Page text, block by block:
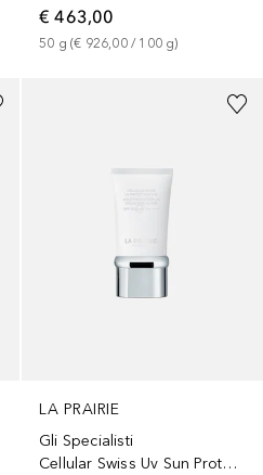
€ 463,00
50 g (€ 926,00 / 100 g)
LA PRAIRIE
Gli Specialisti
Cellular Swiss Uv Sun Protection Veil Spf 50
Sponsorizzato